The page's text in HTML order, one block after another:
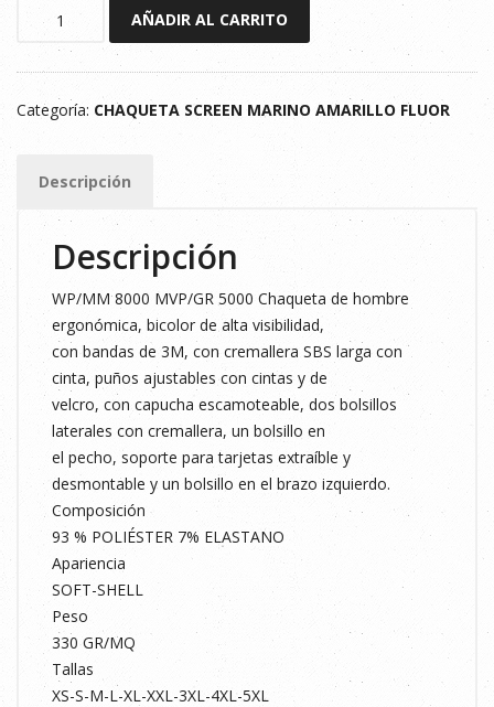
VISIBILIDAD
cantidad
AÑADIR AL CARRITO
Categoría: CHAQUETA SCREEN MARINO AMARILLO FLUOR
Descripción
Descripción
WP/MM 8000 MVP/GR 5000 Chaqueta de hombre
ergonómica, bicolor de alta visibilidad,
con bandas de 3M, con cremallera SBS larga con
cinta, puños ajustables con cintas y de
velcro, con capucha escamoteable, dos bolsillos
laterales con cremallera, un bolsillo en
el pecho, soporte para tarjetas extraíble y
desmontable y un bolsillo en el brazo izquierdo.
Composición
93 % POLIÉSTER 7% ELASTANO
Apariencia
SOFT-SHELL
Peso
330 GR/MQ
Tallas
XS-S-M-L-XL-XXL-3XL-4XL-5XL